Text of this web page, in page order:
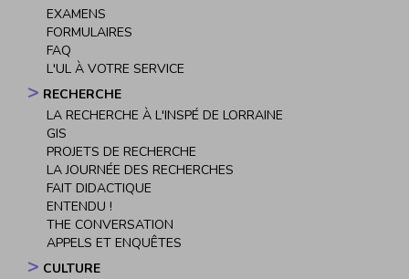
EXAMENS
FORMULAIRES
FAQ
L'UL À VOTRE SERVICE
RECHERCHE
LA RECHERCHE À L'INSPÉ DE LORRAINE
GIS
PROJETS DE RECHERCHE
LA JOURNÉE DES RECHERCHES
FAIT DIDACTIQUE
ENTENDU !
THE CONVERSATION
APPELS ET ENQUÊTES
CULTURE